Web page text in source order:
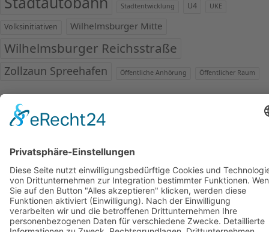
Stadtentwicklung U4 UKE
Volksinitiativen Wilhelmsburger Mitte
Wilhelmsburger Reichsstraße
Zollzaun Spreehafen Öffentliche Anhörung Öffentlicher Raum
© 2013 Zukunft Elbinsel Wilhelmsburg e.V. – Alle Rechte
Gestaltung:Monte Zumavon BytesForAll bearbeitet vonAnia
Groß